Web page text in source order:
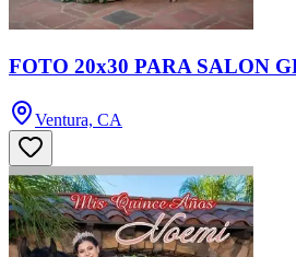
FOTO 20x30 PARA SALON
Ventura, CA